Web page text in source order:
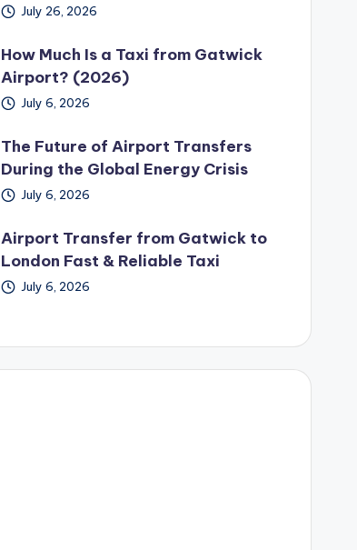
July 26, 2026
How Much Is a Taxi from Gatwick
Airport? (2026)
July 6, 2026
The Future of Airport Transfers
During the Global Energy Crisis
July 6, 2026
Airport Transfer from Gatwick to
London Fast & Reliable Taxi
July 6, 2026